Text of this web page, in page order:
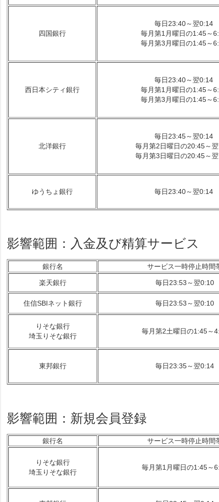
四国銀行
毎日23:40～翌0:14
毎月第1月曜日の1:45～
毎月第3月曜日の1:45～
西日本シティ銀行
毎日23:40～翌0:14
毎月第1月曜日の1:45～
毎月第3月曜日の1:45～
北洋銀行
毎日23:45～翌0:14
毎月第2日曜日の20:45～
毎月第3日曜日の20:45～
ゆうちょ銀行 毎日23:40～翌0:14
影響範囲：入金及び精算サービス
銀行名 サービス一時停止時間
楽天銀行 毎日23:53～翌0:10
住信SBIネット銀行 毎日23:53～翌0:10
りそな銀行
埼玉りそな銀行
毎月第2土曜日の1:45～
東邦銀行 毎日23:35～翌0:14
影響範囲：新規会員登録
銀行名 サービス一時停止時間
りそな銀行
埼玉りそな銀行
毎月第1月曜日の1:45～